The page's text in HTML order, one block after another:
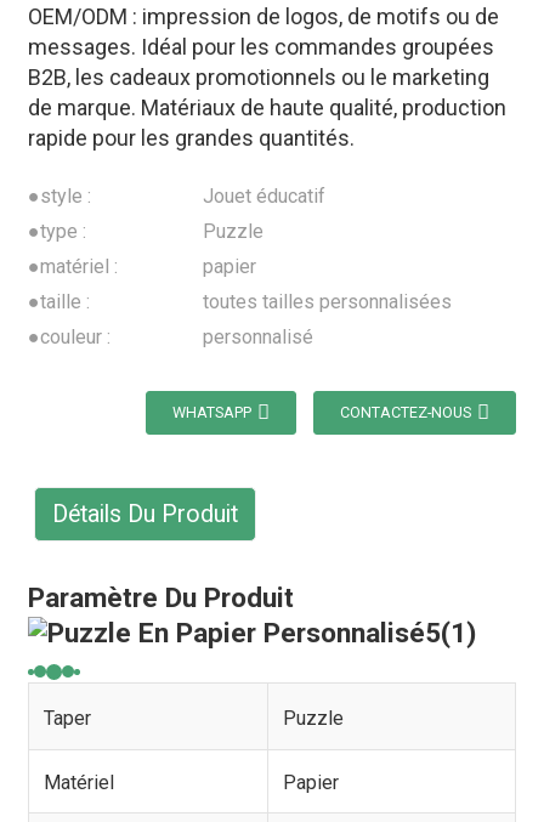
OEM/ODM : impression de logos, de motifs ou de
messages. Idéal pour les commandes groupées
B2B, les cadeaux promotionnels ou le marketing
de marque. Matériaux de haute qualité, production
rapide pour les grandes quantités.
●style :
Jouet éducatif
●type :
Puzzle
●matériel :
papier
●taille :
toutes tailles personnalisées
●couleur :
personnalisé
WHATSAPP CONTACTEZ-NOUS
Détails Du Produit
Paramètre Du Produit
Taper Puzzle
Matériel Papier